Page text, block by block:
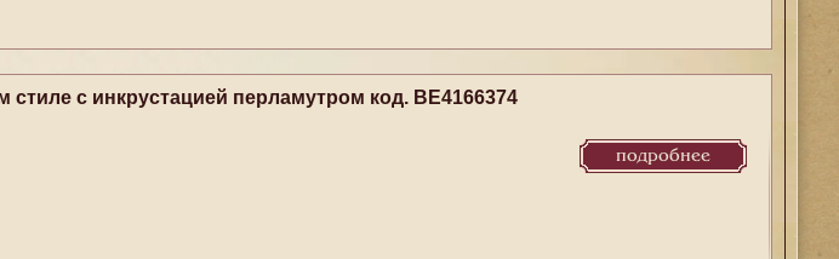
с инкрустацией перламутром код. BE4166374
подробнее